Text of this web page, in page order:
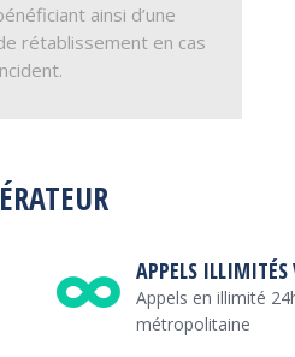
ainsi d’une
rétablissement en cas
APPELS ILLIMITÉS
Appels en illimité
métropolitaine